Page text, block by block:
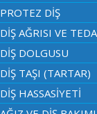
PROTEZ DİŞ
DİŞ AĞRISI VE
DİŞ DOLGUSU
DİŞ TAŞI (TARTAR)
DİŞ HASSASİYETİ